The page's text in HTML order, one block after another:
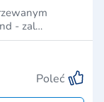
- zal…
Poleć